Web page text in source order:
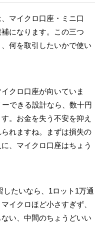
マイクロ口座・ミニ口
になります。この三つ
何を取引したいかで使い
クロ口座が向いていま
できる設計なら、数十円
。お金を失う不安を抑え
れますね。まずは損失の
、マイクロ口座はちょう
たいなら、1ロット1万通
イクロほど小さすぎず、
い、中間のちょうどいい